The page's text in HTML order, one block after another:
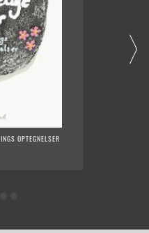
OPTEGNELSER